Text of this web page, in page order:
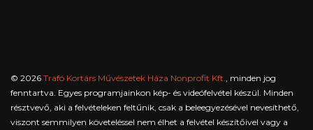
© 2026 Trafó Kortárs Művészetek Háza Nonprofit Kft.
, minden jog
fenntartva. Egyes programjainkon kép- és videófelvétel készül. Minden
résztvevő, aki a felvételeken feltűnik, csak a beleegyezésével nevesíthető,
viszont semmilyen követeléssel nem élhet a felvétel készítőivel vagy a